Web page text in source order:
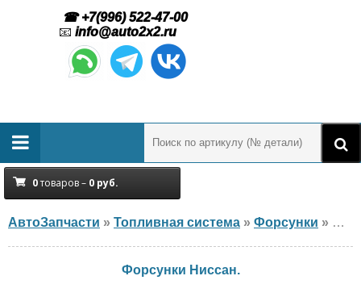
☎ +7(996) 522-47-00
📧 info@auto2x2.ru
0товаров – 0 руб.
АвтоЗапчасти » Топливная система » Форсунки » Форсунки NISSAN
Форсунки Ниссан.